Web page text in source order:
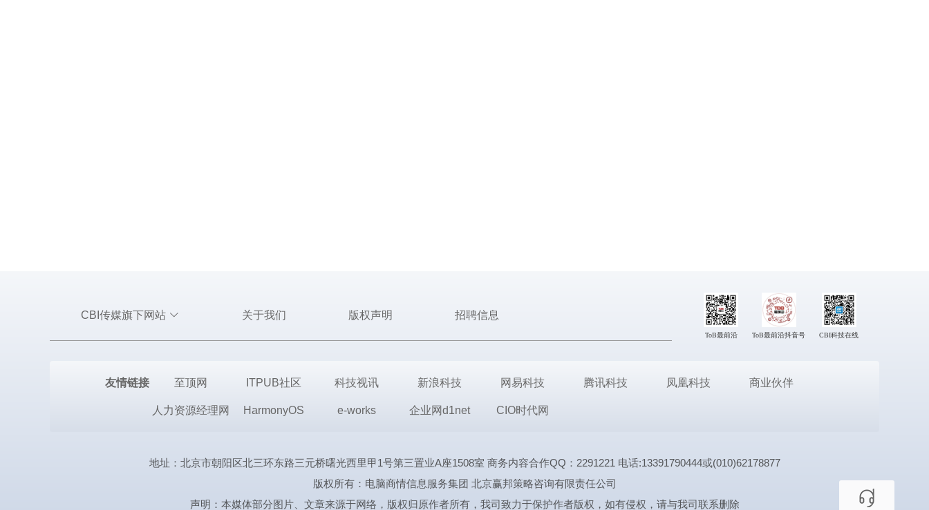
CBI传媒旗下网站 关于我们 版权声明 招聘信息
ToB最前沿 ToB最前沿抖音号 CBI科技在线
友情链接 至顶网 ITPUB社区 科技视讯 新浪科技 网易科技 腾讯科技 凤凰科技 商业伙伴
人力资源经理网 HarmonyOS e-works 企业网d1net CIO时代网
地址：北京市朝阳区北三环东路三元桥曙光西里甲1号第三置业A座1508室 商务内容合作QQ：2291221 电话:13391790444或(010)62178877
版权所有：电脑商情信息服务集团 北京赢邦策略咨询有限责任公司
声明：本媒体部分图片、文章来源于网络，版权归原作者所有，我司致力于保护作者版权，如有侵权，请与我司联系删除